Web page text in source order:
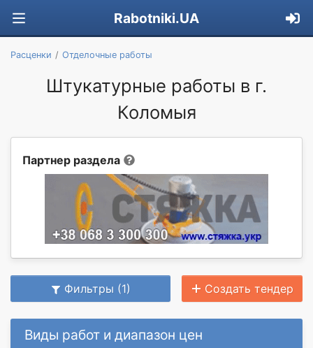
Rabotniki.UA
Расценки Отделочные работы
Штукатурные работы в г.
Коломыя
Партнер раздела
Фильтры (1) Создать тендер
Виды работ и диапазон цен